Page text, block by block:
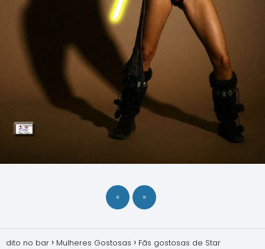
« »
dito no bar Mulheres Gostosas Fãs gostosas de Star